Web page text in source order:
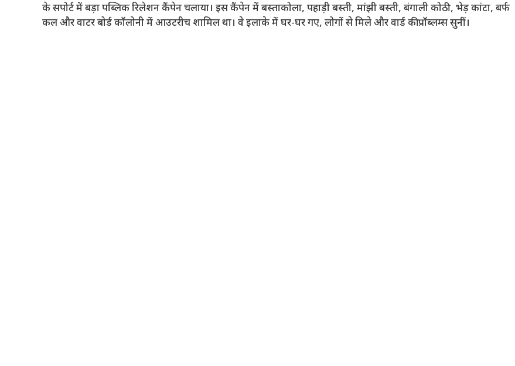
के सपोर्ट में बड़ा पब्लिक रिलेशन कैंपेन चलाया। इस कैंपेन में बस्ताकोला, पहाड़ी बस्ती, मांझी बस्ती, बंगाली कोठी, भेड़ कांटा, बर्फ
कल और वाटर बोर्ड कॉलोनी में आउटरीच शामिल था। वे इलाके में घर-घर गए, लोगों से मिले और वार्ड की प्रॉब्लम्स सुनीं।